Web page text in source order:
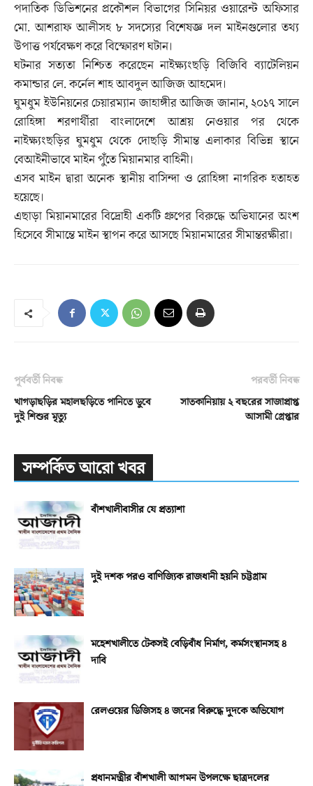
পদাতিক ডিভিশনের প্রকৌশল বিভাগের সিনিয়র ওয়ারেন্ট অফিসার
মো. আশরাফ আলীসহ ৮ সদস্যের বিশেষজ্ঞ দল মাইনগুলোর তথ্য
উপাত্ত পর্যবেক্ষণ করে বিস্ফোরণ ঘটান।
ঘটনার সত্যতা নিশ্চিত করেছেন নাইক্ষ্যংছড়ি বিজিবি ব্যাটেলিয়ন
কমান্ডার লে. কর্নেল শাহ আবদুল আজিজ আহমেদ।
ঘুমধুম ইউনিয়নের চেয়ারম্যান জাহাঙ্গীর আজিজ জানান, ২০১৭ সালে
রোহিঙ্গা শরণার্থীরা বাংলাদেশে আশ্রয় নেওয়ার পর থেকে
নাইক্ষ্যংছড়ির ঘুমধুম থেকে দোছড়ি সীমান্ত এলাকার বিভিন্ন স্থানে
বেআইনীভাবে মাইন পুঁতে মিয়ানমার বাহিনী।
এসব মাইন দ্বারা অনেক স্থানীয় বাসিন্দা ও রোহিঙ্গা নাগরিক হতাহত
হয়েছে।
এছাড়া মিয়ানমারের বিদ্রোহী একটি গ্রুপের বিরুদ্ধে অভিযানের অংশ
হিসেবে সীমান্তে মাইন স্থাপন করে আসছে মিয়ানমারের সীমান্তরক্ষীরা।
পূর্ববর্তী নিবন্ধ
খাগড়াছড়ির মহালছড়িতে পানিতে ডুবে
দুই শিশুর মৃত্যু
পরবর্তী নিবন্ধ
সাতকানিয়ায় ২ বছরের সাজাপ্রাপ্ত
আসামী গ্রেপ্তার
সম্পর্কিত আরো খবর
বাঁশখালীবাসীর যে প্রত্যাশা
দুই দশক পরও বাণিজ্যিক রাজধানী হয়নি চট্টগ্রাম
মহেশখালীতে টেকসই বেড়িবাঁধ নির্মাণ, কর্মসংস্থানসহ ৪
দাবি
রেলওয়ের ডিজিসহ ৪ জনের বিরুদ্ধে দুদকে অভিযোগ
প্রধানমন্ত্রীর বাঁশখালী আগমন উপলক্ষে ছাত্রদলের